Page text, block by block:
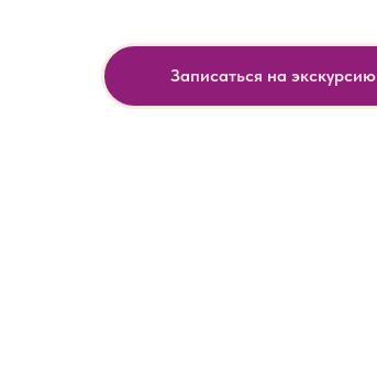
Записаться на экскурсию